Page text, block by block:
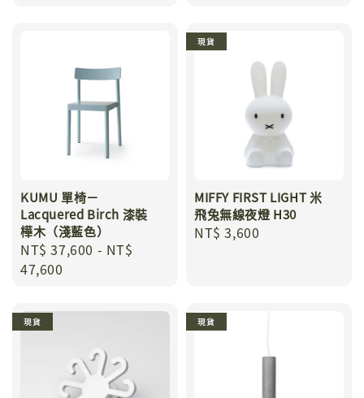
KUMU 單椅－
Lacquered Birch 漆裝
樺木（淺藍色）
Regular
price
NT$ 37,600 - NT$
47,600
現貨
MIFFY FIRST LIGHT 米
飛兔無線夜燈 H30
Regular
NT$ 3,600
現貨 現貨